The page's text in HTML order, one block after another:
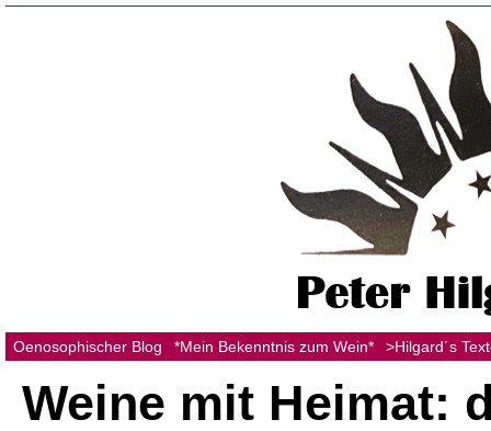
Oenosophischer Blog *Mein Bekenntnis zum Wein* >Hilgard´s
Weine mit Heimat: